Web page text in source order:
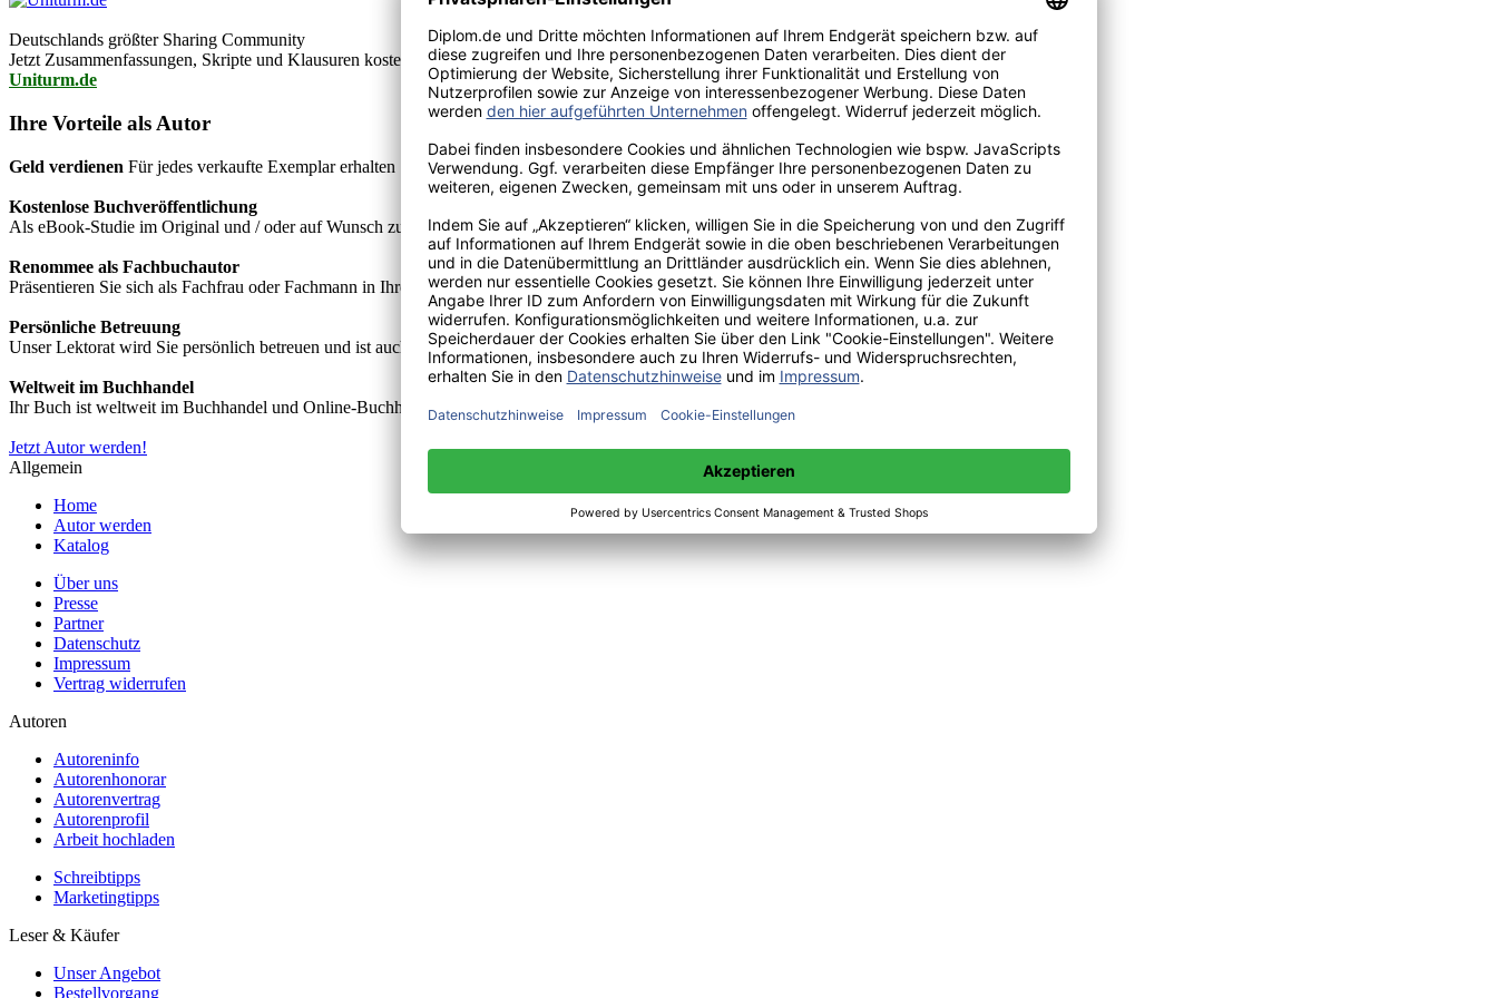
Deutschlands größter Sharing Community
Jetzt Zusammenfassungen, Skripte und Klausuren kostenlos downloaden!
Uniturm.de
Ihre Vorteile als Autor
Geld verdienen Für jedes verkaufte Exemplar erhalten Sie Autorenhonorar - bis zu 40%.
Kostenlose Buchveröffentlichung
Als eBook-Studie im Original und / oder auf Wunsch zusätzlich als hochwertiges Fachbuch in unserem renommierten Buchverlag.
Renommee als Fachbuchautor
Präsentieren Sie sich als Fachfrau oder Fachmann in Ihrem Fachgebiet und machen Sie sich bekannt.
Persönliche Betreuung
Unser Lektorat wird Sie persönlich betreuen und ist auch telefonisch unter +49(0)176-85996762 erreichbar.
Weltweit im Buchhandel
Ihr Buch ist weltweit im Buchhandel und Online-Buchhandel wie z.B. amazon erhältlich.
Jetzt Autor werden!
Allgemein
Home
Autor werden
Katalog
Über uns
Presse
Partner
Datenschutz
Impressum
Vertrag widerrufen
Autoren
Autoreninfo
Autorenhonorar
Autorenvertrag
Autorenprofil
Arbeit hochladen
Schreibtipps
Marketingtipps
Leser & Käufer
Unser Angebot
Bestellvorgang